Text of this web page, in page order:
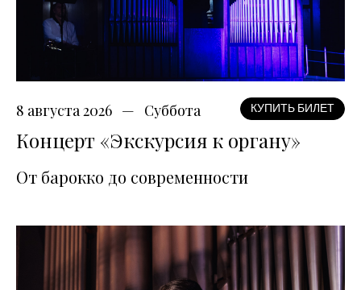
8 августа 2026 Суббота КУПИТЬ БИЛЕТ
Концерт «Экскурсия к органу»
От барокко до современности